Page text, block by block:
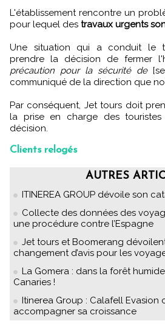
L'établissement rencontre un
pour lequel des travaux urgents
Une situation qui a conduit le
prendre la décision de fermer
précaution pour la sécurité de
communiqué de la direction que
Par conséquent, Jet tours doit
la prise en charge des
décision.
Clients relogés
AUTRES
ITINEREA GROUP dévoile son
Collecte des données des
une procédure contre l’Espagne
Jet tours et Boomerang
changement d’avis pour les
La Gomera : dans la forêt
Canaries !
Itinerea Group : Calafell
accompagner sa croissance